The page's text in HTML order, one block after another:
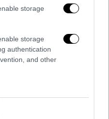
storage
storage
authentication
and other
στα ΕΛΤΑ στο
φθορές
πληροφορίες